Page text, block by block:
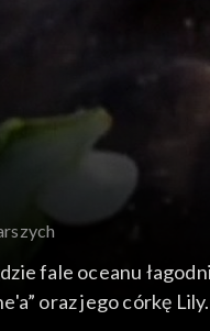
fale oceanu
oraz jego córkę